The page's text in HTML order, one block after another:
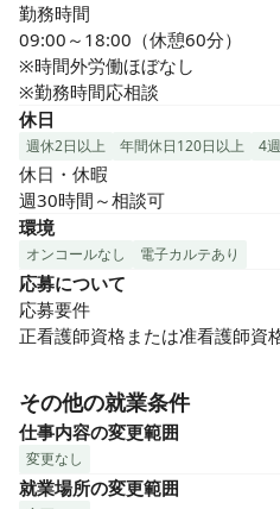
勤務時間
09:00～18:00（休憩60分）
※時間外労働ほぼなし
※勤務時間応相談
休日
週休2日以上 年間休日120日以上 4
休日・休暇
週30時間～相談可
環境
オンコールなし 電子カルテあり
応募について
応募要件
正看護師資格または准看護師資
その他の就業条件
仕事内容の変更範囲
変更なし
就業場所の変更範囲